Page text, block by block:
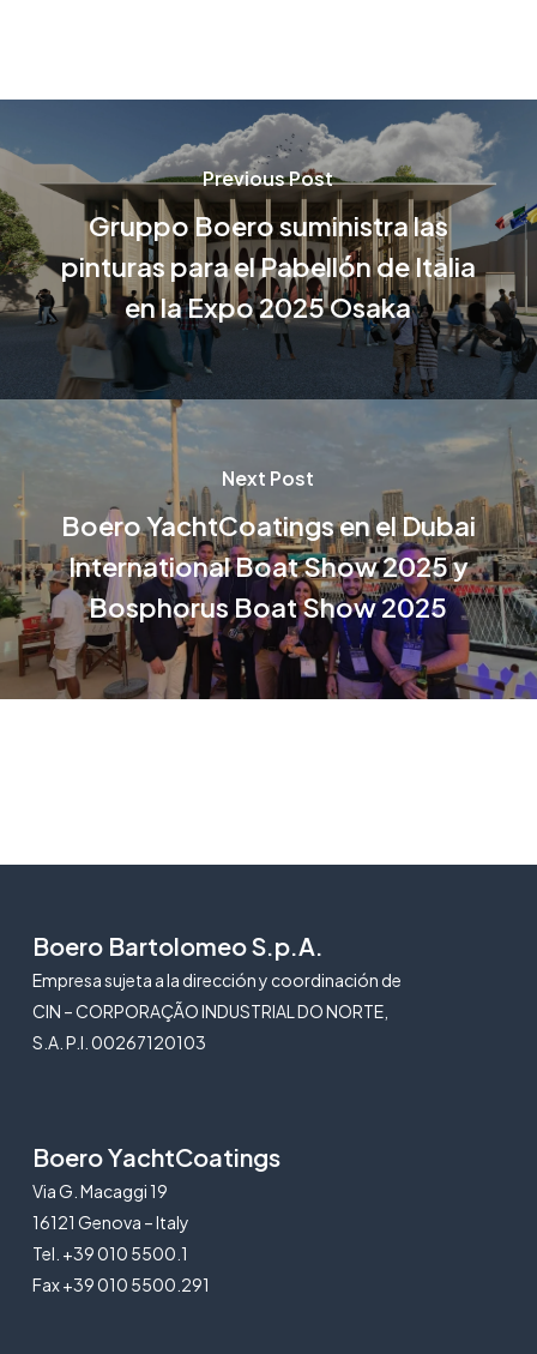
Previous Post
Gruppo Boero suministra las
pinturas para el Pabellón de Italia
en la Expo 2025 Osaka
Next Post
Boero YachtCoatings en el Dubai
International Boat Show 2025 y
Bosphorus Boat Show 2025
Boero Bartolomeo S.p.A.
Empresa sujeta a la dirección y coordinación de
CIN – CORPORAÇÃO INDUSTRIAL DO NORTE,
S.A. P.I. 00267120103
Boero YachtCoatings
Via G. Macaggi 19
16121 Genova – Italy
Tel. +39 010 5500.1
Fax +39 010 5500.291